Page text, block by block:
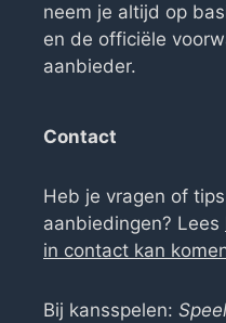
neem je altijd op
en de officiële
aanbieder.
Contact
Heb je vragen of
aanbiedingen? Lees
in contact kan
Bij kansspelen: